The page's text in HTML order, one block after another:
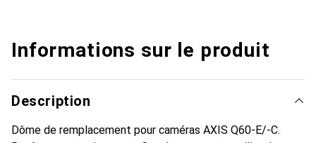
Informations sur le produit
Description
Dôme de remplacement pour caméras AXIS Q60-E/-C.